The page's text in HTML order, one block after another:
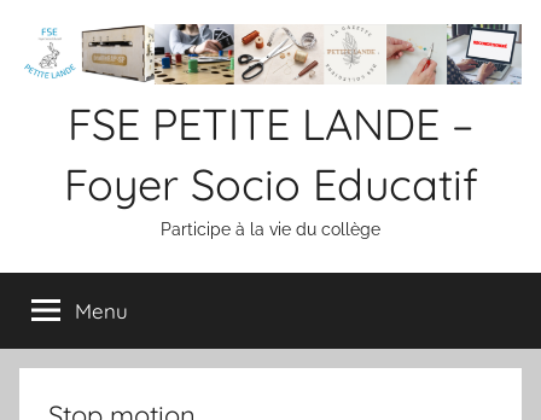
contenu
FSE PETITE LANDE –
Foyer Socio Educatif
Participe à la vie du collège
Menu